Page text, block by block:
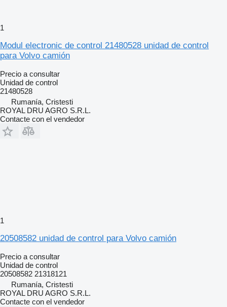
1
Modul electronic de control 21480528 unidad de control
para Volvo camión
Precio a consultar
Unidad de control
21480528
Rumanía, Cristesti
ROYAL DRU AGRO S.R.L.
Contacte con el vendedor
1
20508582 unidad de control para Volvo camión
Precio a consultar
Unidad de control
20508582 21318121
Rumanía, Cristesti
ROYAL DRU AGRO S.R.L.
Contacte con el vendedor